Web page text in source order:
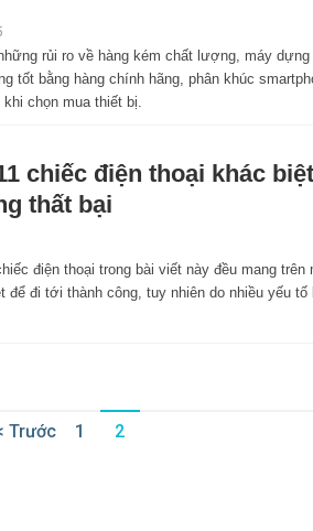
rủi ro về hàng kém chất lượng, máy
tốt bằng hàng chính hãng, phân khúc
chọn mua thiết bị.
chiếc điện thoại khác
thất bại
điện thoại trong bài viết này đều mang trên
để đi tới thành công, tuy nhiên do nhiều yếu tố
Trước 1 2